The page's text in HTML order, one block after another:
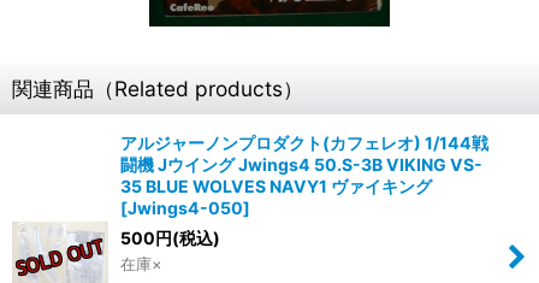
関連商品（Related products）
アルジャーノンプロダクト(カフェレオ) 1/144戦
闘機 Jウイング Jwings4 50.S-3B VIKING VS-
35 BLUE WOLVES NAVY1 ヴァイキング
[Jwings4-050]
500円(税込)
在庫×